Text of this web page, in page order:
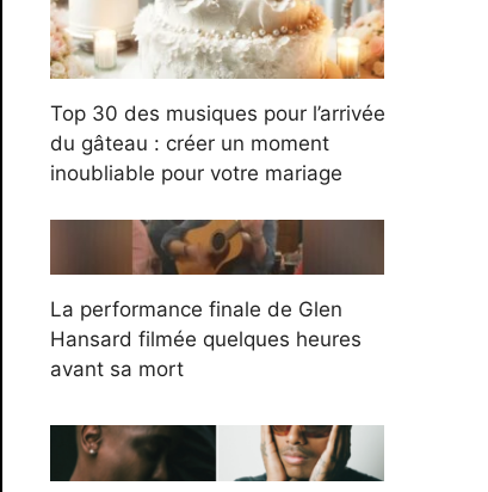
Top 30 des musiques pour l’arrivée
du gâteau : créer un moment
inoubliable pour votre mariage
La performance finale de Glen
Hansard filmée quelques heures
avant sa mort